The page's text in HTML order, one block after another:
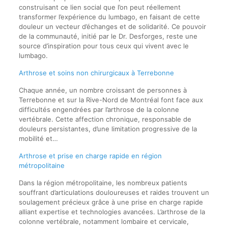
construisant ce lien social que l’on peut réellement
transformer l’expérience du lumbago, en faisant de cette
douleur un vecteur d’échanges et de solidarité. Ce pouvoir
de la communauté, initié par le Dr. Desforges, reste une
source d’inspiration pour tous ceux qui vivent avec le
lumbago.
Arthrose et soins non chirurgicaux à Terrebonne
Chaque année, un nombre croissant de personnes à
Terrebonne et sur la Rive-Nord de Montréal font face aux
difficultés engendrées par l’arthrose de la colonne
vertébrale. Cette affection chronique, responsable de
douleurs persistantes, d’une limitation progressive de la
mobilité et…
Arthrose et prise en charge rapide en région
métropolitaine
Dans la région métropolitaine, les nombreux patients
souffrant d’articulations douloureuses et raides trouvent un
soulagement précieux grâce à une prise en charge rapide
alliant expertise et technologies avancées. L’arthrose de la
colonne vertébrale, notamment lombaire et cervicale,